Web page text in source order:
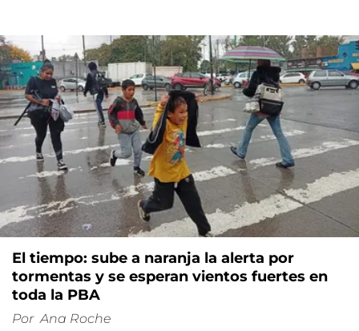
El tiempo: sube a naranja la alerta por
tormentas y se esperan vientos fuertes en
toda la PBA
Por Ana Roche